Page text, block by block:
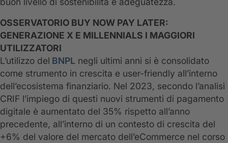
OSSERVATORIO BUY NOW PAY LATER:
GENERAZIONE X E MILLENNIALS I MAGGIORI
UTILIZZATORI
L’utilizzo del BNPL negli ultimi anni si è consolidato
come strumento in crescita e user-friendly all’interno
dell’ecosistema finanziario. Nel 2023, secondo l’analisi
CRIF l’impiego di questi nuovi strumenti di pagamento
digitale è aumentato del 35% rispetto all’anno
precedente, all’interno di un contesto di crescita del
+6% del valore del mercato dell’eCommerce nel corso